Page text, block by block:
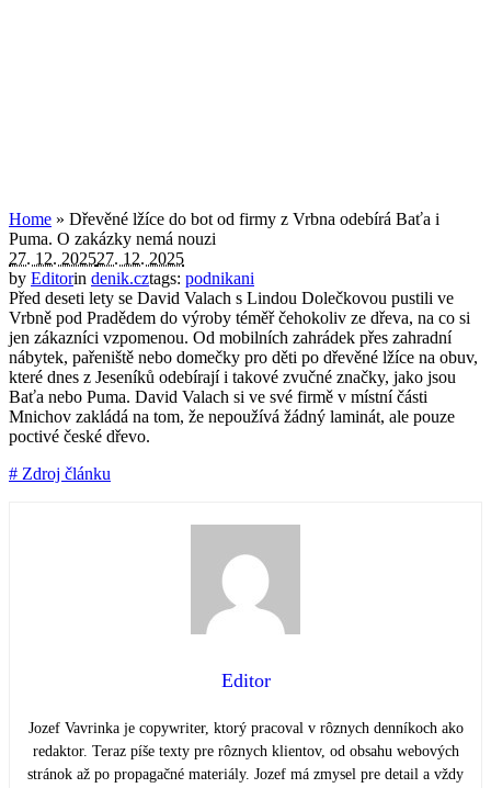
Home » Dřevěné lžíce do bot od firmy z Vrbna odebírá Baťa i
Puma. O zakázky nemá nouzi
27. 12. 202527. 12. 2025
by Editorin denik.cztags: podnikani
Před deseti lety se David Valach s Lindou Dolečkovou pustili ve
Vrbně pod Pradědem do výroby téměř čehokoliv ze dřeva, na co si
jen zákazníci vzpomenou. Od mobilních zahrádek přes zahradní
nábytek, pařeniště nebo domečky pro děti po dřevěné lžíce na obuv,
které dnes z Jeseníků odebírají i takové zvučné značky, jako jsou
Baťa nebo Puma. David Valach si ve své firmě v místní části
Mnichov zakládá na tom, že nepoužívá žádný laminát, ale pouze
poctivé české dřevo.
# Zdroj článku
Editor
Jozef Vavrinka je copywriter, ktorý pracoval v rôznych denníkoch ako
redaktor. Teraz píše texty pre rôznych klientov, od obsahu webových
stránok až po propagačné materiály. Jozef má zmysel pre detail a vždy